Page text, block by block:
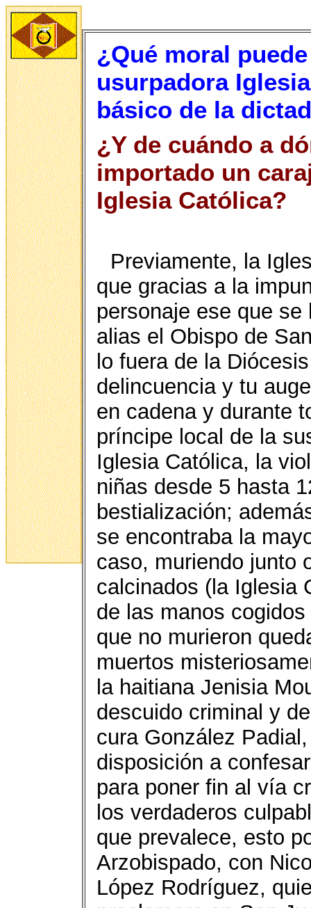
¿Qué moral
usurpadora
básico de la
¿Y de cuándo a
importado un
Iglesia Católica?
Previamente, la
que gracias a la
personaje ese que
alias el Obispo de
lo fuera de la
delincuencia y tu
en cadena y durante
príncipe local de la
Iglesia Católica, la
niñas desde 5 hasta
bestialización;
se encontraba la
caso, muriendo junto
calcinados (la Iglesia
de las manos
que no murieron
muertos
la haitiana Jenisia
descuido criminal y
cura González
disposición a
para poner fin al vía
los verdaderos
que prevalece, esto
Arzobispado, con
López Rodríguez,